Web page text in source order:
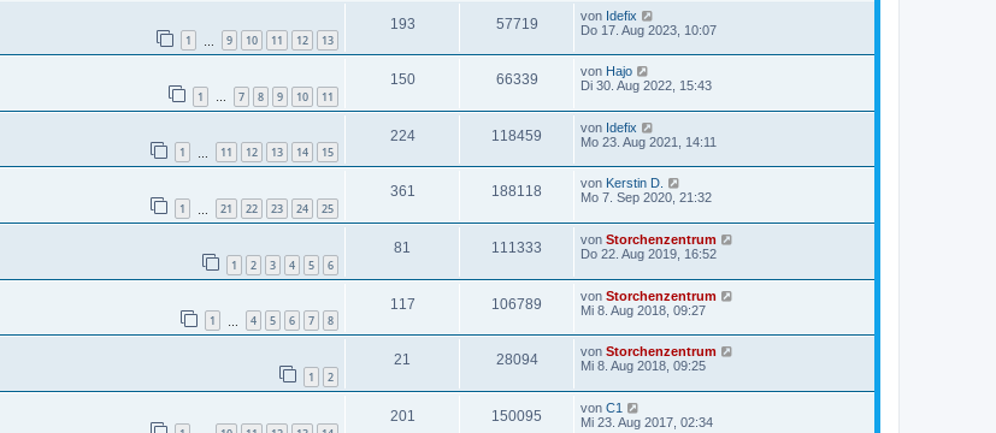
1 9 10 11 12 13
193 57719 von Idefix
Do 17. Aug 2023, 10:07
1 … 7 8 9 10 11
150 66339 von Hajo
Di 30. Aug 2022, 15:43
1 11 12 13 14 15
224 118459 von Idefix
Mo 23. Aug 2021, 14:11
1 21 22 23 24 25
361 188118 von Kerstin D.
Mo 7. Sep 2020, 21:32
1 2 3 4 5 6
81 111333 von Storchenzentrum
Do 22. Aug 2019, 16:52
1 4 5 6 7 8
117 106789 von Storchenzentrum
Mi 8. Aug 2018, 09:27
1 2
21 28094 von Storchenzentrum
Mi 8. Aug 2018, 09:25
201 150095 von C1
Mi 23. Aug 2017, 02:34